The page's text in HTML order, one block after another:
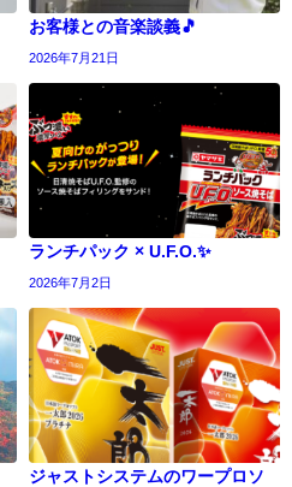
お客様との音楽談義🎵
2026年7月21日
ランチパック × U.F.O.✨
2026年7月2日
ジャストシステムのワープロソ